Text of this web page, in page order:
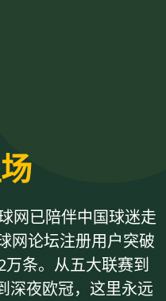
网已陪伴中国球迷走
网论坛注册用户突破
条。从五大联赛到
深夜欧冠，这里永远